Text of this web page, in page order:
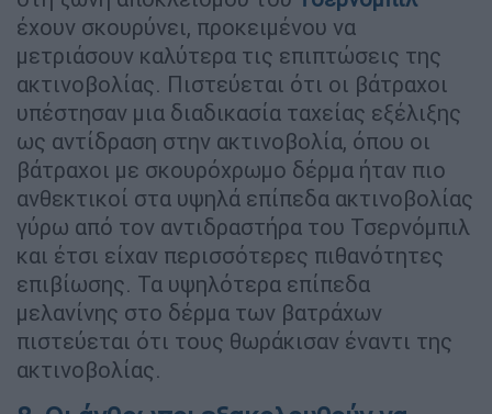
έχουν σκουρύνει, προκειμένου να
μετριάσουν καλύτερα τις επιπτώσεις της
ακτινοβολίας. Πιστεύεται ότι οι βάτραχοι
υπέστησαν μια διαδικασία ταχείας εξέλιξης
ως αντίδραση στην ακτινοβολία, όπου οι
βάτραχοι με σκουρόχρωμο δέρμα ήταν πιο
ανθεκτικοί στα υψηλά επίπεδα ακτινοβολίας
γύρω από τον αντιδραστήρα του Τσερνόμπιλ
και έτσι είχαν περισσότερες πιθανότητες
επιβίωσης. Τα υψηλότερα επίπεδα
μελανίνης στο δέρμα των βατράχων
πιστεύεται ότι τους θωράκισαν έναντι της
ακτινοβολίας.